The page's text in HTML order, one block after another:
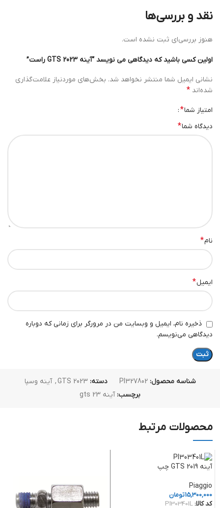
نقد و بررسی‌ها
هنوز بررسی‌ای ثبت نشده است.
اولین کسی باشید که دیدگاهی می نویسد “آینه GTS 2023 راست”
نشانی ایمیل شما منتشر نخواهد شد. بخش‌های موردنیاز علامت‌گذاری
شده‌اند *
امتیاز شما*
دیدگاه شما*
نام*
ایمیل*
ذخیره نام، ایمیل و وبسایت من در مرورگر برای زمانی که دوباره
دیدگاهی می‌نویسم.
شناسه محصول:PI327802 دسته: GTS 2023
, آینه وسپا
برچسب: آینه gts 23
محصولات مرتبط
آینه GTS 2019 چپ
Piaggio
15,300,000تومان
کد کالا: PI303401L